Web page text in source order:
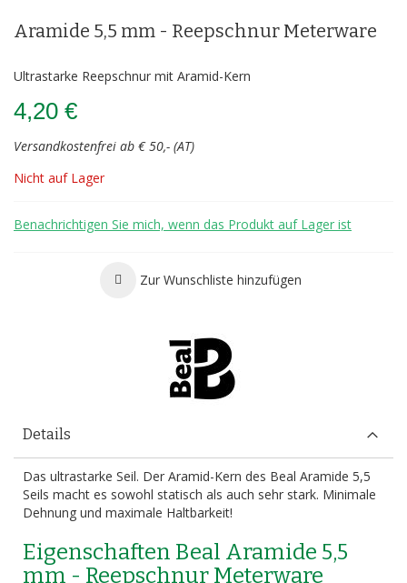
der
Aramide 5,5 mm - Reepschnur Meterware
Ultrastarke Reepschnur mit Aramid-Kern
4,20 €
Versandkostenfrei ab € 50,- (AT)
Nicht auf Lager
Benachrichtigen Sie mich, wenn das Produkt auf Lager ist
Zur Wunschliste hinzufügen
Details
Das ultrastarke Seil. Der Aramid-Kern des Beal Aramide 5,5
Seils macht es sowohl statisch als auch sehr stark. Minimale
Dehnung und maximale Haltbarkeit!
Eigenschaften Beal Aramide 5,5
mm - Reepschnur Meterware